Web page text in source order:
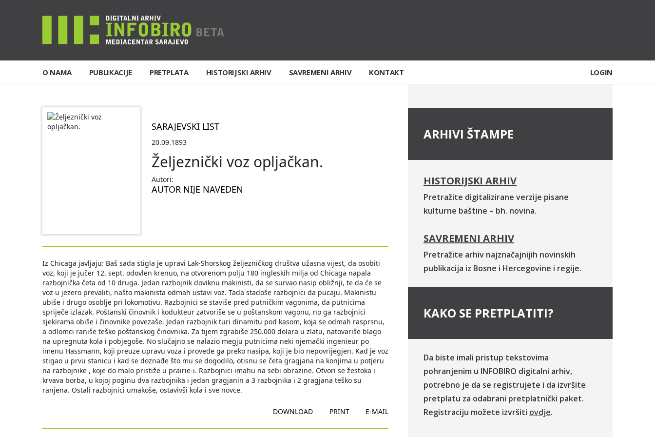
O NAMA PUBLIKACIJE PRETPLATA HISTORIJSKI ARHIV SAVREMENI ARHIV KONTAKT LOGIN
SARAJEVSKI LIST
20.09.1893
Željeznički voz opljačkan.
Autori:
AUTOR NIJE NAVEDEN
Iz Chicaga javljaju: Baš sada stigla je upravi Lak-Shorskog željezničkog društva užasna vijest, da osobiti
voz, koji je jučer 12. sept. odovlen krenuo, na otvorenom polju 180 ingleskih milja od Chicaga napala
razbojnička četa od 10 druga. Jedan razbojnik doviknu makinisti, da se survao nasip obližnji, te da će se
voz u jezero prevaliti, našto makinista odmah ustavi voz. Tada stadoše razbojnici da pucaju. Makinistu
ubiše i drugo osoblje pri lokomotivu. Razbojnici se staviše pred putničkim vagonima, da putnicima
spriječe izlazak. Poštanski činovnik i kodukteur zatvoriše se u poštanskom vagonu, no ga razbojnici
sjekirama obiše i činovnike povezaše. Jedan razbojnik turi dinamitu pod kasom, koja se odmah rasprsnu,
a odlomci raniše teško poštanskog činovnika. Za tijem zgrabiše 250.000 dolara u zlatu, natovariše blago
na upregnuta kola i pobjegoše. No slučajno se nalazio megju putnicima neki njemački ingenieur po
imenu Hassmann, koji preuze upravu voza i provede ga preko nasipa, koji je bio nepovrijegjen. Kad je voz
stigao u prvu stanicu i kad se doznađe što mu se dogodilo, otisnu se četa gragjana na konjima u potjeru
na razbojnike , koje do malo pristiže u prairie-i. Razbojnici imahu na sebi obrazine. Otvori se žestoka i
krvava borba, u kojoj poginu dva razbojnika i jedan gragjanin a 3 razbojnika i 2 gragjana teško su
ranjena. Ostali razbojnici umakoše, ostavivši kola i sve novce.
DOWNLOAD PRINT E-MAIL
ARHIVI ŠTAMPE
HISTORIJSKI ARHIV
Pretražite digitalizirane verzije pisane
kulturne baštine – bh. novina.
SAVREMENI ARHIV
Pretražite arhiv najznačajnijih novinskih
publikacija iz Bosne i Hercegovine i regije.
KAKO SE PRETPLATITI?
Da biste imali pristup tekstovima
pohranjenim u INFOBIRO digitalni arhiv,
potrebno je da se registrujete i da izvršite
pretplatu za odabrani pretplatnički paket.
Registraciju možete izvršiti ovdje.